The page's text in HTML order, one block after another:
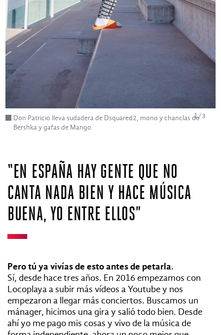
Don Patricio lleva sudadera de Dsquared2, mono y chanclas de
Bershka y gafas de Mango
1/3
“EN ESPAÑA HAY GENTE QUE NO
CANTA NADA BIEN Y HACE MÚSICA
BUENA, YO ENTRE ELLOS”
Pero tú ya vivías de esto antes de petarla.
Sí, desde hace tres años. En 2016 empezamos con
Locoplaya a subir más vídeos a Youtube y nos
empezaron a llegar más conciertos. Buscamos un
mánager, hicimos una gira y salió todo bien. Desde
ahí yo me pago mis cosas y vivo de la música de